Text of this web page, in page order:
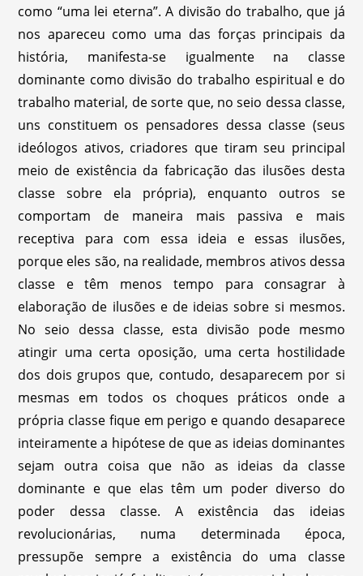
como “uma lei eterna”. A divisão do trabalho, que já
nos apareceu como uma das forças principais da
história, manifesta-se igualmente na classe
dominante como divisão do trabalho espiritual e do
trabalho material, de sorte que, no seio dessa classe,
uns constituem os pensadores dessa classe (seus
ideólogos ativos, criadores que tiram seu principal
meio de existência da fabricação das ilusões desta
classe sobre ela própria), enquanto outros se
comportam de maneira mais passiva e mais
receptiva para com essa ideia e essas ilusões,
porque eles são, na realidade, membros ativos dessa
classe e têm menos tempo para consagrar à
elaboração de ilusões e de ideias sobre si mesmos.
No seio dessa classe, esta divisão pode mesmo
atingir uma certa oposição, uma certa hostilidade
dos dois grupos que, contudo, desaparecem por si
mesmas em todos os choques práticos onde a
própria classe fique em perigo e quando desaparece
inteiramente a hipótese de que as ideias dominantes
sejam outra coisa que não as ideias da classe
dominante e que elas têm um poder diverso do
poder dessa classe. A existência das ideias
revolucionárias, numa determinada época,
pressupõe sempre a existência do uma classe